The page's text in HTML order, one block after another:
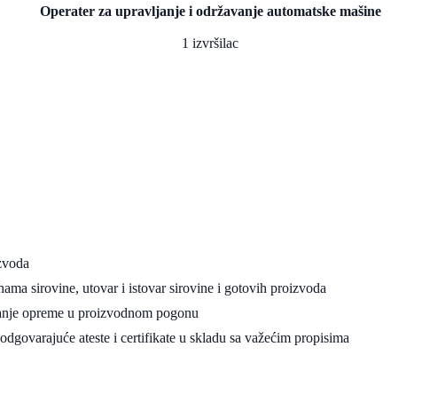
Operater za upravljanje i održavanje automatske mašine
1 izvršilac
sirovine, utovar i istovar sirovine i gotovih proizvoda
opreme u proizvodnom pogonu
ateste i certifikate u skladu sa važećim propisima